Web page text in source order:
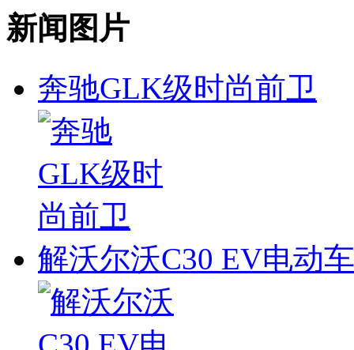
新闻图片
奔驰GLK级时尚前卫
解沃尔沃C30 EV电动车